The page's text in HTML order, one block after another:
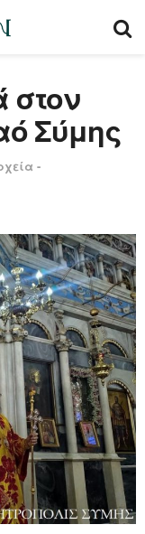
στον
Σύμης
-